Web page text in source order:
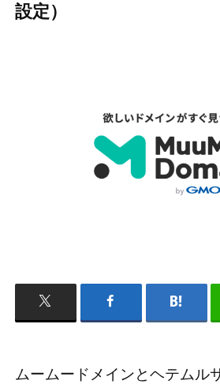
設定）
ムームードメインとヘテムル